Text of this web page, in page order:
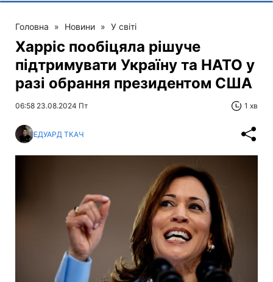
Головна » Новини » У світі
Харріс пообіцяла рішуче
підтримувати Україну та НАТО у
разі обрання президентом США
06:58 23.08.2024 Пт 1 хв
ЕДУАРД ТКАЧ